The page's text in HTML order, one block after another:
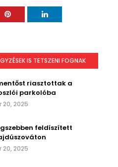
IS TETSZENI FOGNAK
riasztottak a
parkolóba
2025
feldíszített
2025